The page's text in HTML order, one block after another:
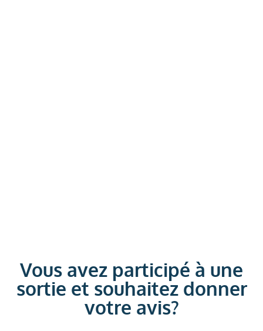
Vous avez participé à une
sortie et souhaitez donner
votre avis?